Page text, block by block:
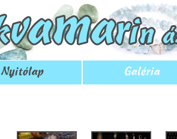
Nyitólap Galéria